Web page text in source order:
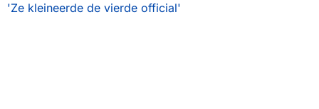
'Ze kleineerde de vierde official'